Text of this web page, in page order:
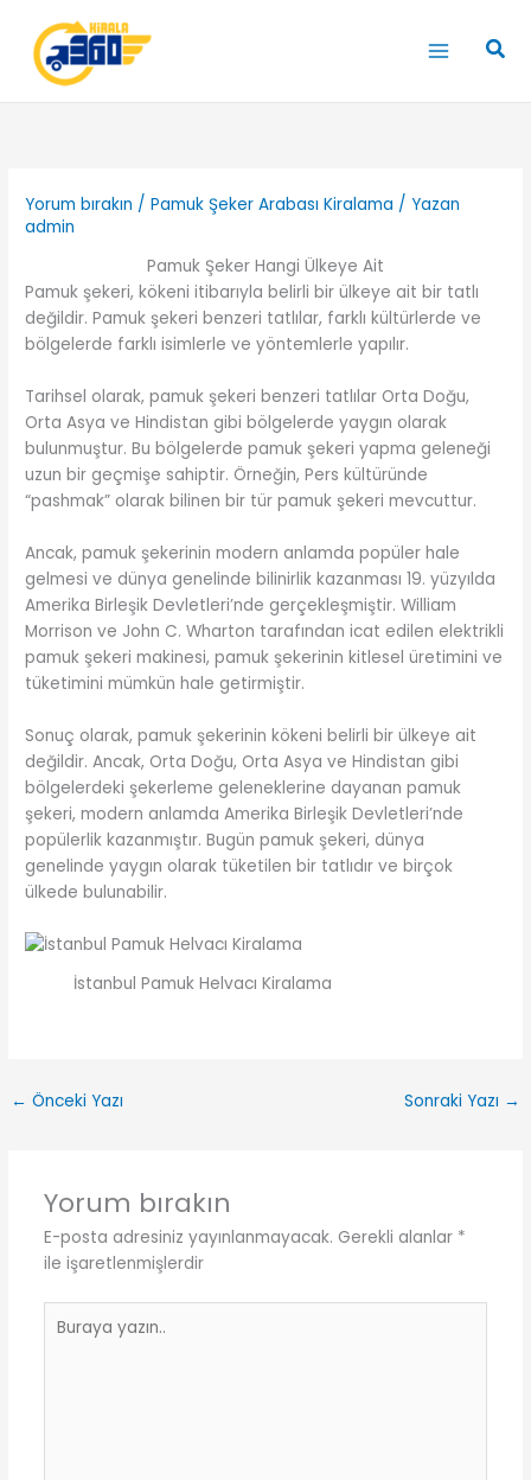
Yorum bırakın /Pamuk Şeker Arabası Kiralama / Yazan
admin
Pamuk Şeker Hangi Ülkeye Ait
Pamuk şekeri, kökeni itibarıyla belirli bir ülkeye ait bir tatlı
değildir. Pamuk şekeri benzeri tatlılar, farklı kültürlerde ve
bölgelerde farklı isimlerle ve yöntemlerle yapılır.
Tarihsel olarak, pamuk şekeri benzeri tatlılar Orta Doğu,
Orta Asya ve Hindistan gibi bölgelerde yaygın olarak
bulunmuştur. Bu bölgelerde pamuk şekeri yapma geleneği
uzun bir geçmişe sahiptir. Örneğin, Pers kültüründe
“pashmak” olarak bilinen bir tür pamuk şekeri mevcuttur.
Ancak, pamuk şekerinin modern anlamda popüler hale
gelmesi ve dünya genelinde bilinirlik kazanması 19. yüzyılda
Amerika Birleşik Devletleri’nde gerçekleşmiştir. William
Morrison ve John C. Wharton tarafından icat edilen elektrikli
pamuk şekeri makinesi, pamuk şekerinin kitlesel üretimini ve
tüketimini mümkün hale getirmiştir.
Sonuç olarak, pamuk şekerinin kökeni belirli bir ülkeye ait
değildir. Ancak, Orta Doğu, Orta Asya ve Hindistan gibi
bölgelerdeki şekerleme geleneklerine dayanan pamuk
şekeri, modern anlamda Amerika Birleşik Devletleri’nde
popülerlik kazanmıştır. Bugün pamuk şekeri, dünya
genelinde yaygın olarak tüketilen bir tatlıdır ve birçok
ülkede bulunabilir.
İstanbul Pamuk Helvacı Kiralama
← Önceki Yazı Sonraki Yazı →
Yorum bırakın
E-posta adresiniz yayınlanmayacak. Gerekli alanlar *
ile işaretlenmişlerdir
yazın..